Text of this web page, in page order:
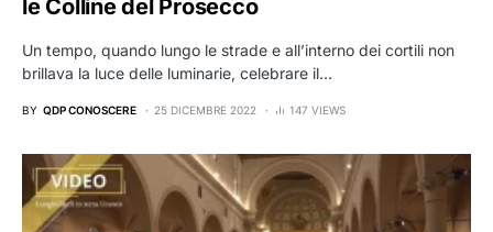
le Colline del Prosecco
Un tempo, quando lungo le strade e all’interno dei cortili non
brillava la luce delle luminarie, celebrare il…
BY QDP CONOSCERE 25 DICEMBRE 2022 147 VIEWS